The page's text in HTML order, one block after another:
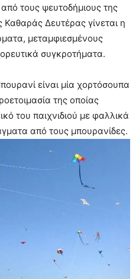
τους ψευτοδήμιους της
Δευτέρας γίνεται η
μεταμφιεσμένους
συγκροτήματα.
είναι μία χορτόσουπα
της οποίας
του παιχνιδιού με φαλλικά
από τους μπουρανίδες.